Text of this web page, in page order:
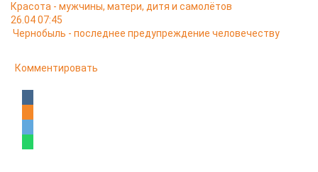
Красота - мужчины, матери, дитя и самолётов
26.04 07:45
Чернобыль - последнее предупреждение человечеству
Комментировать